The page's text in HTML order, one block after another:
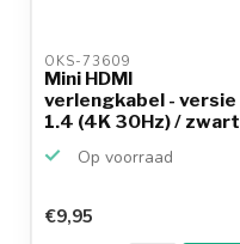
OKS-73609
Mini HDMI
verlengkabel - versie
1.4 (4K 30Hz) / zwart
Op voorraad
€9,95